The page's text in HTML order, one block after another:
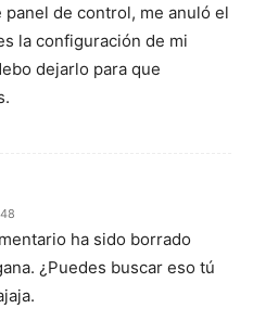
de control, me anuló el
la configuración de mi
dejarlo para que
ha sido borrado
¿Puedes buscar eso tú